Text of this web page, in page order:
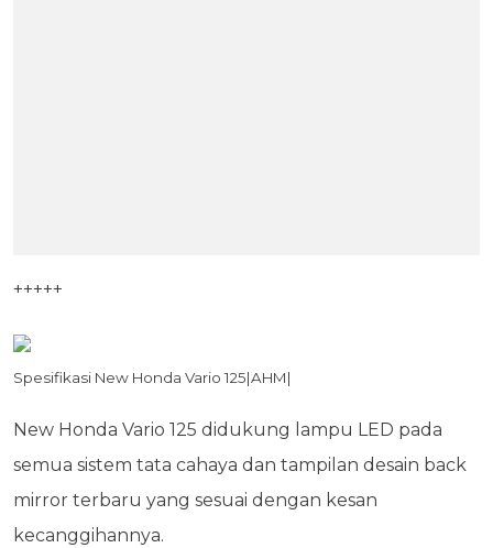
+++++
Spesifikasi New Honda Vario 125|AHM|
New Honda Vario 125 didukung lampu LED pada
semua sistem tata cahaya dan tampilan desain back
mirror terbaru yang sesuai dengan kesan
kecanggihannya.